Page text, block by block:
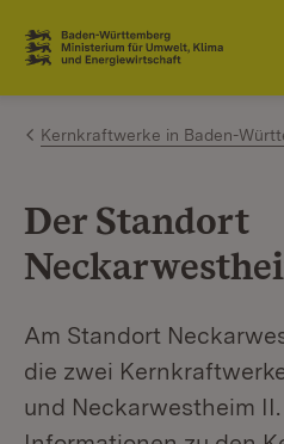
Zum Inhalt springen
Link zur Startseite
Kernkraftwerke in Baden-
Der Standort
Am Standort
die zwei
und Neckarwestheim